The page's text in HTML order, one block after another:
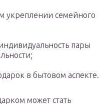
укреплении семейного
пары
в бытовом аспекте.
может стать